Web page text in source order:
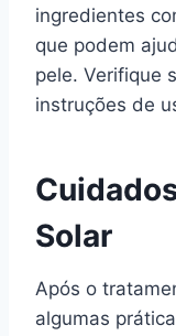
ingredientes
que podem
pele. Verifique
instruções de
Solar
Após o
algumas